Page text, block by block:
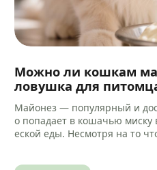
Можно ли кошкам
ловушка для
Майонез — популярный и
о попадает в кошачью миску
еской еды. Несмотря на то